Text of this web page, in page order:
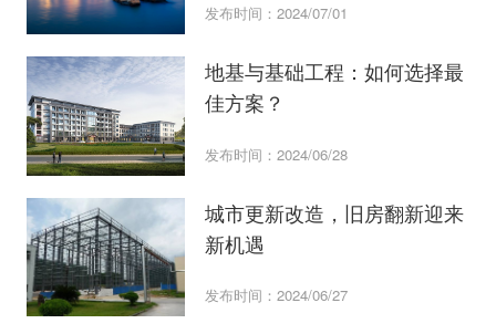
发布时间：2024/07/01
地基与基础工程：如何选择最
佳方案？
发布时间：2024/06/28
城市更新改造，旧房翻新迎来
新机遇
发布时间：2024/06/27